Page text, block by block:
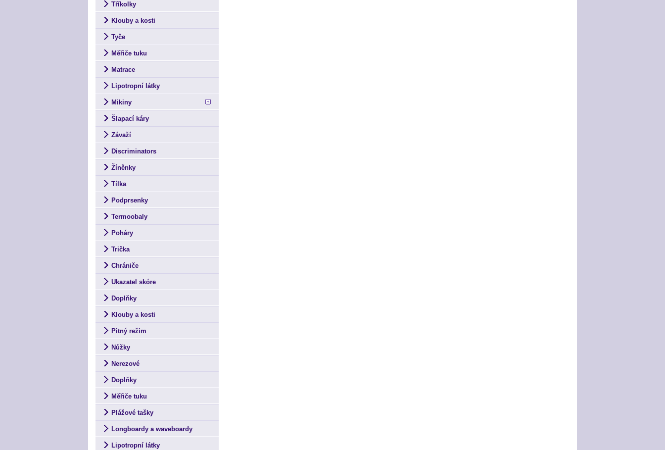
Tříkolky
Klouby a kosti
Tyče
Měřiče tuku
Matrace
Lipotropní látky
Mikiny
Šlapací káry
Závaží
Discriminators
Žíněnky
Tílka
Podprsenky
Termoobaly
Poháry
Trička
Chrániče
Ukazatel skóre
Doplňky
Klouby a kosti
Pitný režim
Nůžky
Nerezové
Doplňky
Měřiče tuku
Plážové tašky
Longboardy a waveboardy
Lipotropní látky